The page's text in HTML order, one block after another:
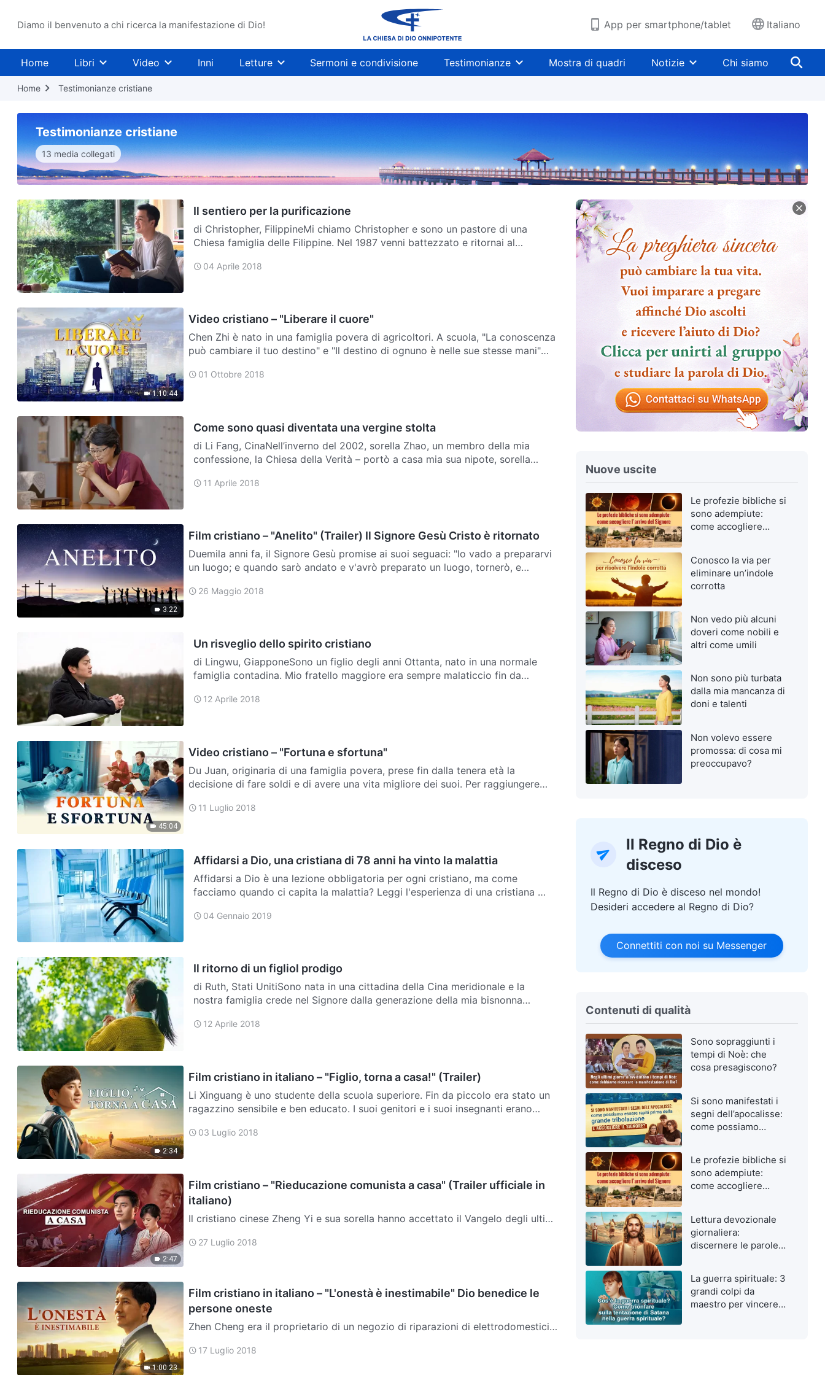
Diamo il benvenuto a chi ricerca la manifestazione di Dio! App per smartphone/tablet Italiano
Home Libri Video Inni Letture Sermoni e condivisione Testimonianze Mostra di quadri Notizie Chi siamo
Home Testimonianze cristiane
Testimonianze cristiane
13 media collegati
Il sentiero per la purificazione
di Christopher, FilippineMi chiamo Christopher e sono un pastore di una
Chiesa famiglia delle Filippine. Nel 1987 venni battezzato e ritornai al
Chiesa…
04 Aprile 2018
1:10:44
Video cristiano – "Liberare il cuore"
Chen Zhi è nato in una famiglia povera di agricoltori. A scuola, "La conoscenza
può cambiare il tuo destino" e "Il destino di ognuno è nelle sue stesse mani"
01 Ottobre 2018
Come sono quasi diventata una vergine stolta
di Li Fang, CinaNell’inverno del 2002, sorella Zhao, un membro della mia
confessione, la Chiesa della Verità – portò a casa mia sua nipote, sorella
11 Aprile 2018
3:22
Film cristiano – "Anelito" (Trailer) Il Signore Gesù Cristo è ritornato
Duemila anni fa, il Signore Gesù promise ai suoi seguaci: "Io vado a prepararvi
un luogo; e quando sarò andato e v'avrò preparato un luogo, tornerò, e
26 Maggio 2018
Un risveglio dello spirito cristiano
di Lingwu, GiapponeSono un figlio degli anni Ottanta, nato in una normale
famiglia contadina. Mio fratello maggiore era sempre malaticcio fin da
d…12 Aprile 2018
45:04
Video cristiano – "Fortuna e sfortuna"
Du Juan, originaria di una famiglia povera, prese fin dalla tenera età la
decisione di fare soldi e di avere una vita migliore dei suoi. Per raggiungere
11 Luglio 2018
Affidarsi a Dio, una cristiana di 78 anni ha vinto la malattia
Affidarsi a Dio è una lezione obbligatoria per ogni cristiano, ma come
facciamo quando ci capita la malattia? Leggi l'esperienza di una cristiana di
04 Gennaio 2019
Il ritorno di un figliol prodigo
di Ruth, Stati UnitiSono nata in una cittadina della Cina meridionale e la
nostra famiglia crede nel Signore dalla generazione della mia bisnonna
12 Aprile 2018
2:34
Film cristiano in italiano – "Figlio, torna a casa!" (Trailer)
Li Xinguang è uno studente della scuola superiore. Fin da piccolo era stato un
ragazzino sensibile e ben educato. I suoi genitori e i suoi insegnanti erano
03 Luglio 2018
2:47
Film cristiano – "Rieducazione comunista a casa" (Trailer ufficiale in
italiano)
Il cristiano cinese Zheng Yi e sua sorella hanno accettato il Vangelo degli ultimi
esercitati con fermezza dal padre, che è un funzionario gover…
27 Luglio 2018
1:00:23
Film cristiano in italiano – "L'onestà è inestimabile" Dio benedice le
persone oneste
Zhen Cheng era il proprietario di un negozio di riparazioni di elettrodomestici.
provato a ingannare qualcuno, ma stava facendo soldi solo per ma…
17 Luglio 2018
Nuove uscite
Le profezie bibliche si
sono adempiute:
come accogliere
Conosco la via per
eliminare un’indole
corrotta
Non vedo più alcuni
doveri come nobili e
altri come umili
Non sono più turbata
dalla mia mancanza di
doni e talenti
Non volevo essere
promossa: di cosa mi
preoccupavo?
Il Regno di Dio è
disceso
Il Regno di Dio è disceso nel mondo!
Desideri accedere al Regno di Dio?
Connettiti con noi su Messenger
Contenuti di qualità
Sono sopraggiunti i
tempi di Noè: che
cosa presagiscono?
Si sono manifestati i
segni dell’apocalisse:
come possiamo
tribolazione e
accogliere il Signore?
Le profezie bibliche si
sono adempiute:
come accogliere
Lettura devozionale
giornaliera:
discernere le parole
La guerra spirituale: 3
grandi colpi da
maestro per vincere